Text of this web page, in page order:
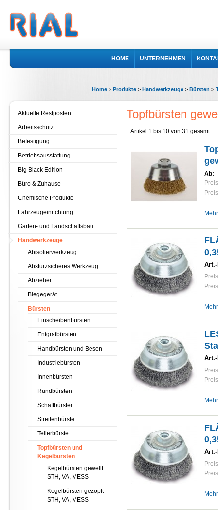
HOME UNTERNEHMEN
Home > Produkte > Handwerkzeuge > Bürsten >
Topfbürsten
Artikel 1 bis 10 von 31 gesamt
Ab:
Art.-
Art.-
Art.-
Aktuelle Restposten
Arbeitsschutz
Befestigung
Betriebsausstattung
Big Black Edition
Büro & Zuhause
Chemische Produkte
Fahrzeugeinrichtung
Garten- und Landschaftsbau
Handwerkzeuge
Abisolierwerkzeug
Absturzsicheres Werkzeug
Abzieher
Biegegerät
Bürsten
Einscheibenbürsten
Entgratbürsten
Handbürsten und Besen
Industriebürsten
Innenbürsten
Rundbürsten
Schaftbürsten
Streifenbürste
Tellerbürste
Topfbürsten und
Kegelbürsten
Kegelbürsten gewellt
STH, VA, MESS
Kegelbürsten gezopft
STH, VA, MESS